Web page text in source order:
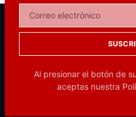
Al presionar el botón de
aceptas nuestra